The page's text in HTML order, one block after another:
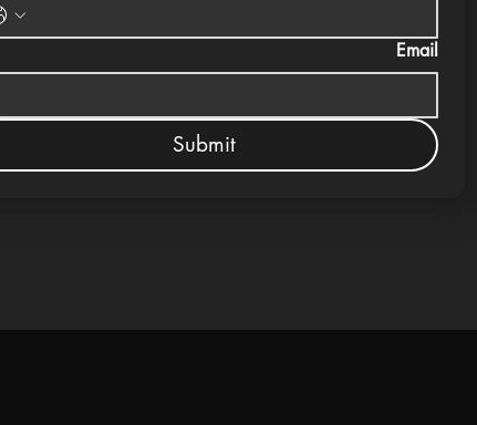
Email
Submit